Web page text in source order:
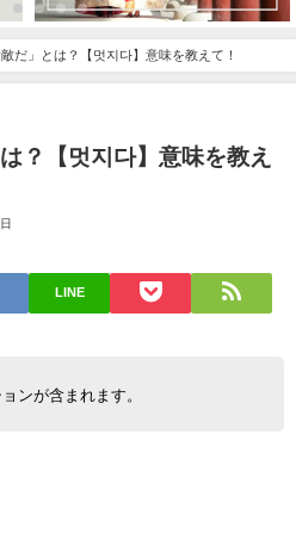
だ」とは？【멋지다】意味を教えて！
？【멋지다】意味を教え
LINE
ンが含まれます。